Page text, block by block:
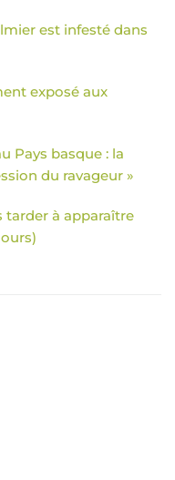
est infesté dans
exposé aux
Pays basque : la
du ravageur »
tarder à apparaître